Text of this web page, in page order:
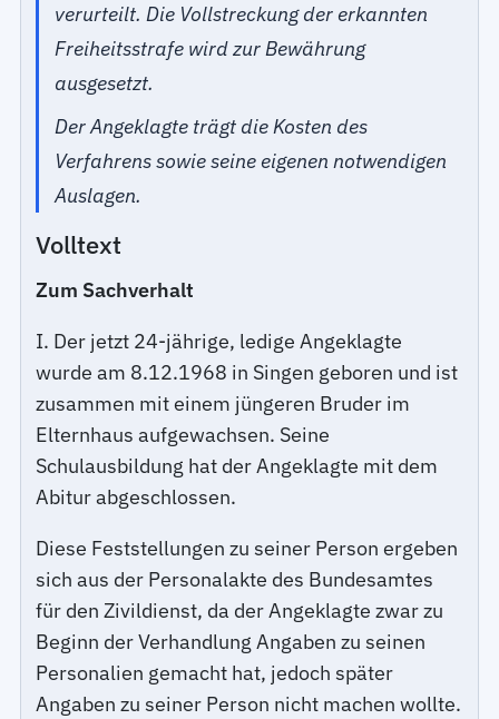
verurteilt. Die Vollstreckung der erkannten
Freiheitsstrafe wird zur Bewährung
ausgesetzt.
Der Angeklagte trägt die Kosten des
Verfahrens sowie seine eigenen notwendigen
Auslagen.
Volltext
Zum Sachverhalt
I. Der jetzt 24-jährige, ledige Angeklagte
wurde am 8.12.1968 in Singen geboren und ist
zusammen mit einem jüngeren Bruder im
Elternhaus aufgewachsen. Seine
Schulausbildung hat der Angeklagte mit dem
Abitur abgeschlossen.
Diese Feststellungen zu seiner Person ergeben
sich aus der Personalakte des Bundesamtes
für den Zivildienst, da der Angeklagte zwar zu
Beginn der Verhandlung Angaben zu seinen
Personalien gemacht hat, jedoch später
Angaben zu seiner Person nicht machen wollte.